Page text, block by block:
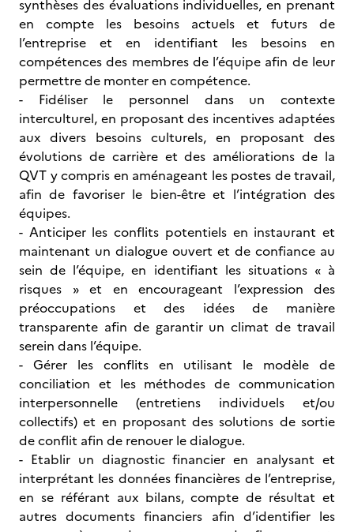
synthèses des évaluations individuelles, en prenant
en compte les besoins actuels et futurs de
l’entreprise et en identifiant les besoins en
compétences des membres de l’équipe afin de leur
permettre de monter en compétence.
- Fidéliser le personnel dans un contexte
interculturel, en proposant des incentives adaptées
aux divers besoins culturels, en proposant des
évolutions de carrière et des améliorations de la
QVT y compris en aménageant les postes de travail,
afin de favoriser le bien-être et l’intégration des
équipes.
- Anticiper les conflits potentiels en instaurant et
maintenant un dialogue ouvert et de confiance au
sein de l’équipe, en identifiant les situations « à
risques » et en encourageant l’expression des
préoccupations et des idées de manière
transparente afin de garantir un climat de travail
serein dans l’équipe.
- Gérer les conflits en utilisant le modèle de
conciliation et les méthodes de communication
interpersonnelle (entretiens individuels et/ou
collectifs) et en proposant des solutions de sortie
de conflit afin de renouer le dialogue.
- Etablir un diagnostic financier en analysant et
interprétant les données financières de l’entreprise,
en se référant aux bilans, compte de résultat et
autres documents financiers afin d’identifier les